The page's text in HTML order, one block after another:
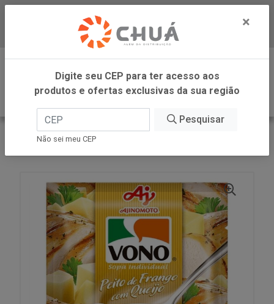
Baixe já nosso APP
0
INÍCIO
AJINOMOTO
×
Digite seu CEP para ter acesso aos
produtos e ofertas exclusivas da sua região
Pesquisar
Não sei meu CEP